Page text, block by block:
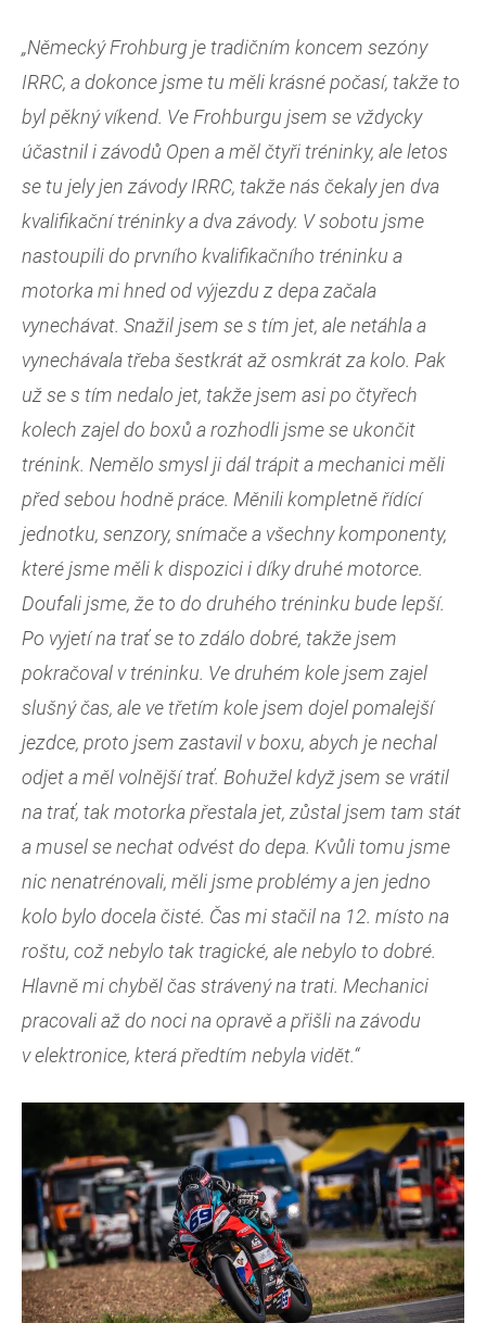
„Německý Frohburg je tradičním koncem sezóny
IRRC, a dokonce jsme tu měli krásné počasí, takže to
byl pěkný víkend. Ve Frohburgu jsem se vždycky
účastnil i závodů Open a měl čtyři tréninky, ale letos
se tu jely jen závody IRRC, takže nás čekaly jen dva
kvalifikační tréninky a dva závody. V sobotu jsme
nastoupili do prvního kvalifikačního tréninku a
motorka mi hned od výjezdu z depa začala
vynechávat. Snažil jsem se s tím jet, ale netáhla a
vynechávala třeba šestkrát až osmkrát za kolo. Pak
už se s tím nedalo jet, takže jsem asi po čtyřech
kolech zajel do boxů a rozhodli jsme se ukončit
trénink. Nemělo smysl ji dál trápit a mechanici měli
před sebou hodně práce. Měnili kompletně řídící
jednotku, senzory, snímače a všechny komponenty,
které jsme měli k dispozici i díky druhé motorce.
Doufali jsme, že to do druhého tréninku bude lepší.
Po vyjetí na trať se to zdálo dobré, takže jsem
pokračoval v tréninku. Ve druhém kole jsem zajel
slušný čas, ale ve třetím kole jsem dojel pomalejší
jezdce, proto jsem zastavil v boxu, abych je nechal
odjet a měl volnější trať. Bohužel když jsem se vrátil
na trať, tak motorka přestala jet, zůstal jsem tam stát
a musel se nechat odvést do depa. Kvůli tomu jsme
nic nenatrénovali, měli jsme problémy a jen jedno
kolo bylo docela čisté. Čas mi stačil na 12. místo na
roštu, což nebylo tak tragické, ale nebylo to dobré.
Hlavně mi chyběl čas strávený na trati. Mechanici
pracovali až do noci na opravě a přišli na závodu
v elektronice, která předtím nebyla vidět.“